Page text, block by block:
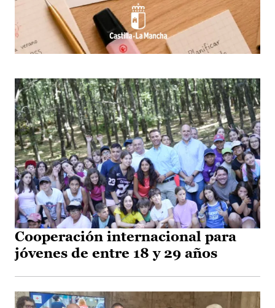
Cooperación internacional para
jóvenes de entre 18 y 29 años